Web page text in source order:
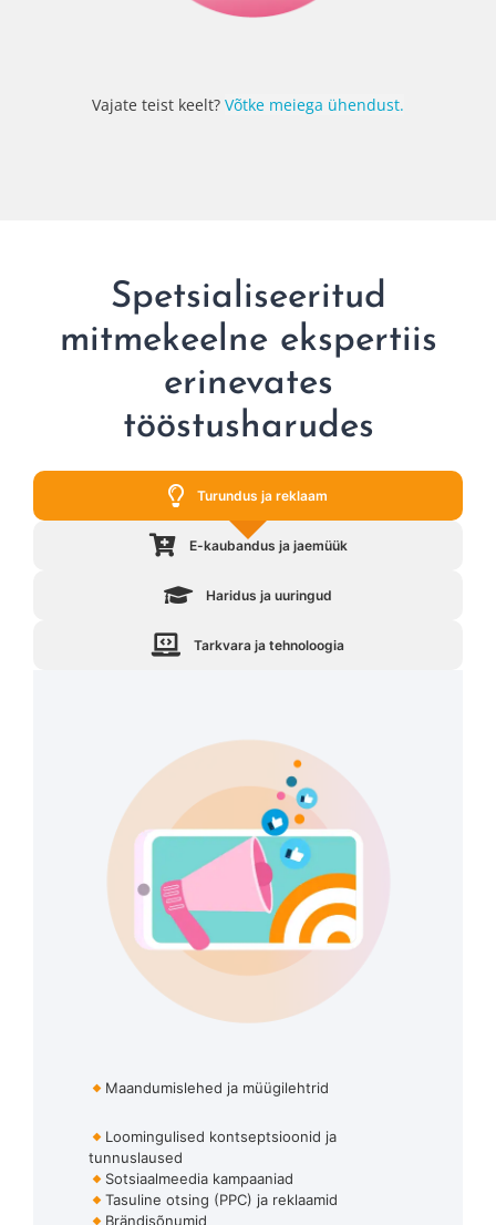
Vajate teist keelt? Võtke meiega ühendust.
Spetsialiseeritud
mitmekeelne ekspertiis
erinevates
tööstusharudes
Turundus ja reklaam
E-kaubandus ja jaemüük
Haridus ja uuringud
Tarkvara ja tehnoloogia​
Maandumislehed ja müügilehtrid
Loomingulised kontseptsioonid ja
tunnuslaused
Sotsiaalmeedia kampaaniad
Tasuline otsing (PPC) ja reklaamid
Brändisõnumid